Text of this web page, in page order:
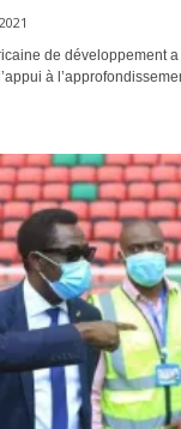
de développement
à